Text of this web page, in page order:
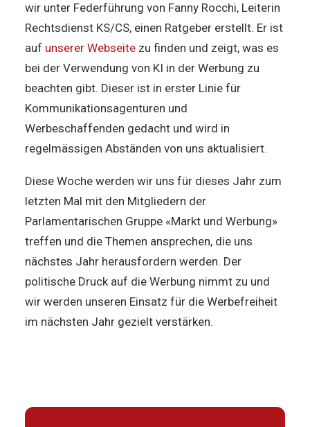
wir unter Federführung von Fanny Rocchi, Leiterin
Rechtsdienst KS/CS, einen Ratgeber erstellt. Er ist
auf unserer Webseite zu finden und zeigt, was es
bei der Verwendung von KI in der Werbung zu
beachten gibt. Dieser ist in erster Linie für
Kommunikationsagenturen und
Werbeschaffenden gedacht und wird in
regelmässigen Abständen von uns aktualisiert.
Diese Woche werden wir uns für dieses Jahr zum
letzten Mal mit den Mitgliedern der
Parlamentarischen Gruppe «Markt und Werbung»
treffen und die Themen ansprechen, die uns
nächstes Jahr herausfordern werden. Der
politische Druck auf die Werbung nimmt zu und
wir werden unseren Einsatz für die Werbefreiheit
im nächsten Jahr gezielt verstärken.